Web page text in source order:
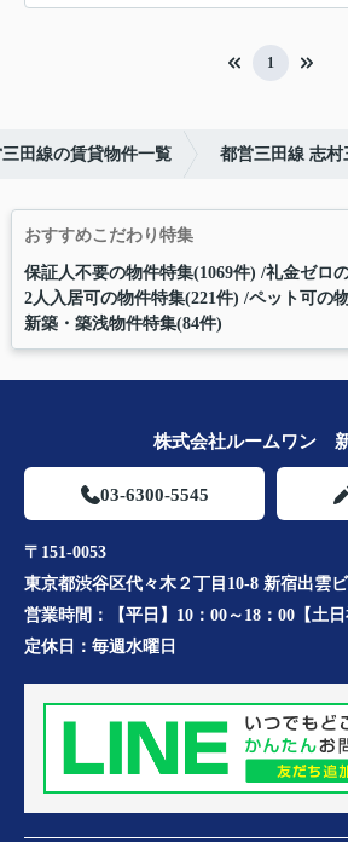
1
田線の賃貸物件一覧 都営三田線 志
おすすめこだわり特集
保証人不要の物件特集(1069件) 礼金ゼロ
2人入居可の物件特集(221件) ペット可の
新築・築浅物件特集(84件)
株式会社ルームワン
03-6300-5545
〒151-0053
東京都渋谷区代々木２丁目10-8 新宿出雲
営業時間：
【平日】10：00～18：00【土
定休日： 毎週水曜日